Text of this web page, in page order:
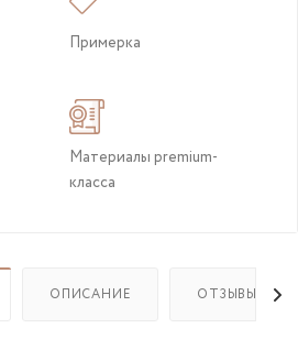
Примерка
Материалы premium-
класса
ОПИСАНИЕ ОТЗЫВЫ